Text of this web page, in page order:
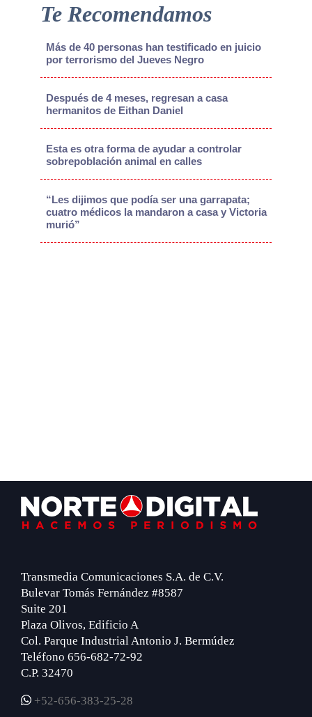
Te Recomendamos
Más de 40 personas han testificado en juicio
por terrorismo del Jueves Negro
Después de 4 meses, regresan a casa
hermanitos de Eithan Daniel
Esta es otra forma de ayudar a controlar
sobrepoblación animal en calles
“Les dijimos que podía ser una garrapata;
cuatro médicos la mandaron a casa y Victoria
murió”
Footer
Transmedia Comunicaciones S.A. de C.V.
Bulevar Tomás Fernández #8587
Suite 201
Plaza Olivos, Edificio A
Col. Parque Industrial Antonio J. Bermúdez
Teléfono 656-682-72-92
C.P. 32470
+52-656-383-25-28